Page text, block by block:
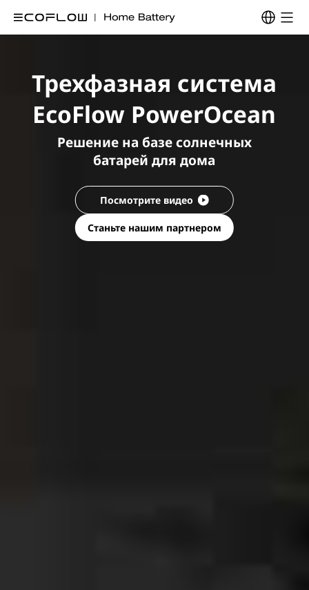
Трехфазная система
EcoFlow PowerOcean
Решение на базе солнечных
батарей для дома
Посмотрите видео
Станьте нашим партнером